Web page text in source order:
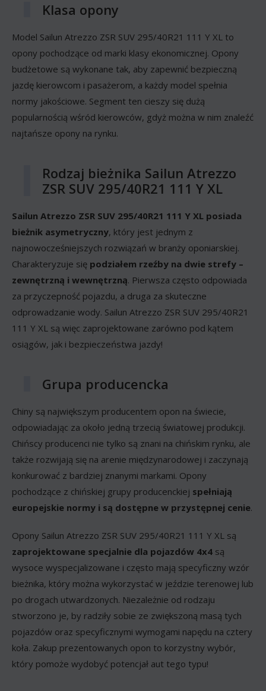
Klasa opony
Model Sailun Atrezzo ZSR SUV 295/40R21 111 Y XL to
opony pochodzące od marki klasy ekonomicznej. Opony
budżetowe są wykonane tak, aby zapewnić bezpieczną
jazdę kierowcom i pasażerom, a każdy model spełnia
normy jakościowe. Segment ten cieszy się dużą
popularnością wśród kierowców, gdyż można w nim znaleźć
najtańsze opony na rynku.
Rodzaj bieżnika Sailun Atrezzo
ZSR SUV 295/40R21 111 Y XL
Sailun Atrezzo ZSR SUV 295/40R21 111 Y XL posiada
bieżnik asymetryczny, który jest jednym z
najnowocześniejszych rozwiązań w branży oponiarskiej.
Charakteryzuje się podziałem rzeźby na dwie strefy –
zewnętrzną i wewnętrzną. Pierwsza często odpowiada
za przyczepność pojazdu, a druga za skuteczne
odprowadzanie wody. Sailun Atrezzo ZSR SUV 295/40R21
111 Y XL są więc zaprojektowane zarówno pod kątem
osiągów, jak i bezpieczeństwa jazdy!
Grupa producencka
Chiny są największym producentem opon na świecie,
odpowiadając za około jedną trzecią światowej produkcji.
Chińscy producenci nie tylko są znani na chińskim rynku, ale
także rozwijają się na arenie międzynarodowej i zaczynają
konkurować z bardziej znanymi markami. Opony
pochodzące z chińskiej grupy producenckiej spełniają
europejskie normy i są dostępne w przystępnej cenie.
Opony Sailun Atrezzo ZSR SUV 295/40R21 111 Y XL są
zaprojektowane specjalnie dla pojazdów 4x4 są
wysoce wyspecjalizowane i często mają specyficzny wzór
bieżnika, który można wykorzystać w jeździe terenowej lub
po drogach utwardzonych. Niezależnie od rodzaju
stworzono je, by radziły sobie ze zwiększoną masą tych
pojazdów oraz specyficznymi wymogami napędu na cztery
koła. Zakup prezentowanych opon to korzystny wybór,
który pomoże wydobyć potencjał aut tego typu!